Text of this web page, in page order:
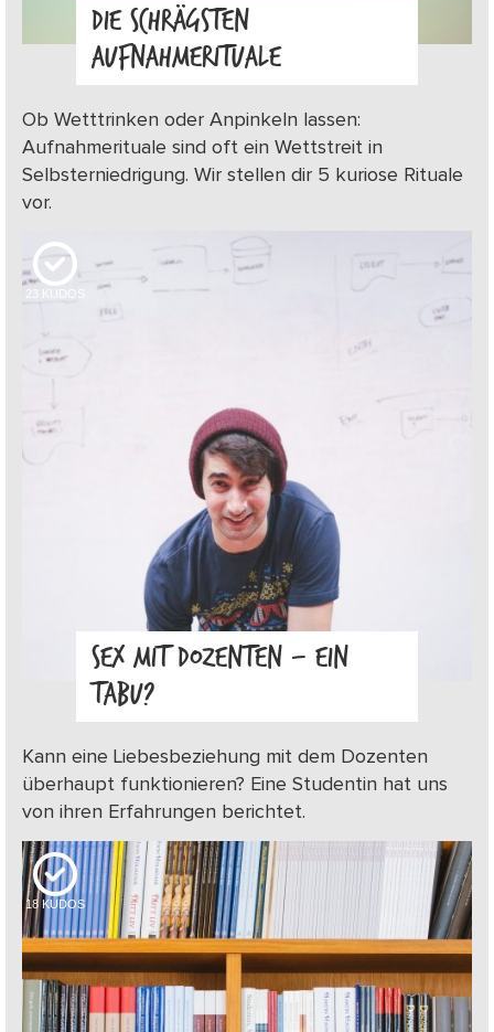
DIE SCHRÄGSTEN
AUFNAHMERITUALE
Ob Wetttrinken oder Anpinkeln lassen:
Aufnahmerituale sind oft ein Wettstreit in
Selbsterniedrigung. Wir stellen dir 5 kuriose Rituale
vor.
23 KUDOS
SEX MIT DOZENTEN – EIN
TABU?
Kann eine Liebesbeziehung mit dem Dozenten
überhaupt funktionieren? Eine Studentin hat uns
von ihren Erfahrungen berichtet.
18 KUDOS